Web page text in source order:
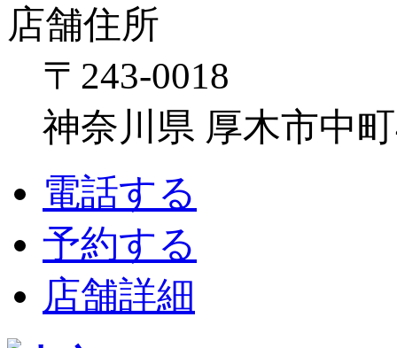
店舗住所
〒243-0018
神奈川県 厚木市中
電話する
予約する
店舗詳細